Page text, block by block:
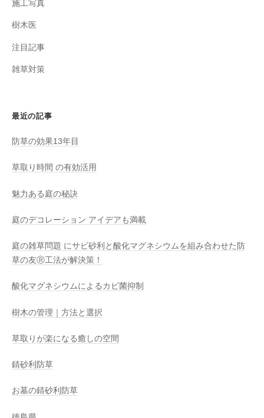
施工写真
樹木医
注目記事
雑草対策
最近の記事
防草の効果13年目
草取り時間 の有効活用
魅力ある庭の秘訣
庭のデコレーション アイデアも満載
庭の雑草問題 にサビ砂利と酸化マグネシウムを組み合わせた防
草の友Ⓡ工法が解決策！
酸化マグネシウムによるカビ菌抑制
樹木の管理｜方法と選択
草取りが楽になる癒しの空間
錆砂利防草
お墓の錆砂利防草